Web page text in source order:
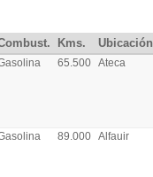
Kms. Ubicación
65.500 Ateca
89.000 Alfauir